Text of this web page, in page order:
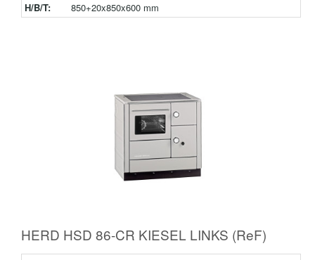
H/B/T:
850+20x850x600 mm
HERD HSD 86-CR KIESEL LINKS (ReF)